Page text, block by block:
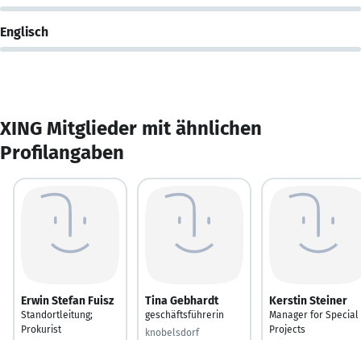
Englisch
XING Mitglieder mit ähnlichen
Profilangaben
Erwin Stefan Fuisz
Standortleitung;
Prokurist
Tina Gebhardt
geschäftsführerin
knobelsdorf
Kerstin Steiner
Manager for Special
Projects